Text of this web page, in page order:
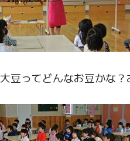
大豆ってどんなお豆かな